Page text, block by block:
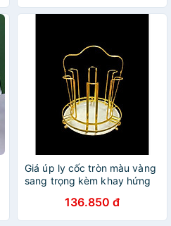
Giá úp ly cốc tròn màu vàng
sang trọng kèm khay hứng
136.850 đ